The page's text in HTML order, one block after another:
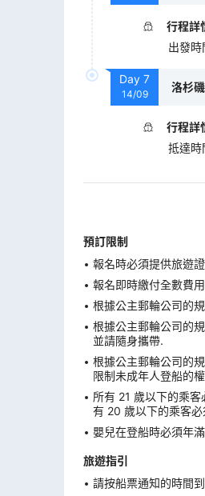
行程詳
出發時
Day 7
14/09
洛杉磯
行程詳
抵達時
預訂限制
報名時必須提供旅遊
報名即時繳付全數費
根據公主郵輪公司的
根據公主郵輪公司的
並請隨身攜帶.
根據公主郵輪公司的
限制未成年人登船的
所有 21 歲以下的乘
有 20 歲以下的乘客
嬰兒在登船時必須年
旅遊指引
請按船票通知的時間